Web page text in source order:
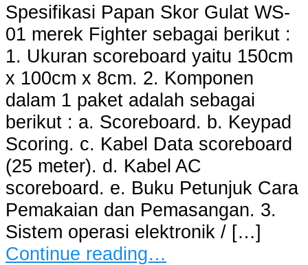
Spesifikasi Papan Skor Gulat WS-
01 merek Fighter sebagai berikut :
1. Ukuran scoreboard yaitu 150cm
x 100cm x 8cm. 2. Komponen
dalam 1 paket adalah sebagai
berikut : a. Scoreboard. b. Keypad
Scoring. c. Kabel Data scoreboard
(25 meter). d. Kabel AC
scoreboard. e. Buku Petunjuk Cara
Pemakaian dan Pemasangan. 3.
Sistem operasi elektronik / […]
Continue reading…